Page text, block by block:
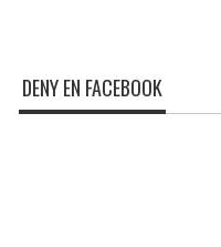
DENY EN FACEBOOK